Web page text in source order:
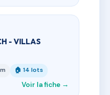
- VILLAS
🏠 14 lots
Voir la fiche →